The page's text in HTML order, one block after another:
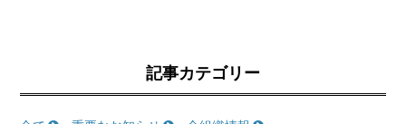
記事カテゴリー